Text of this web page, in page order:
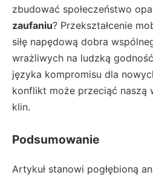
zbudować społeczeństwo
zaufaniu? Przekształcenie
siłę napędową dobra
wrażliwych na ludzką
języka kompromisu dla
konflikt może przeciąć naszą
klin.
Podsumowanie
Artykuł stanowi pogłębioną